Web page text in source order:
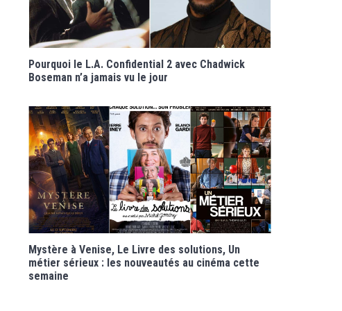
Pourquoi le L.A. Confidential 2 avec Chadwick
Boseman n’a jamais vu le jour
Mystère à Venise, Le Livre des solutions, Un
métier sérieux : les nouveautés au cinéma cette
semaine